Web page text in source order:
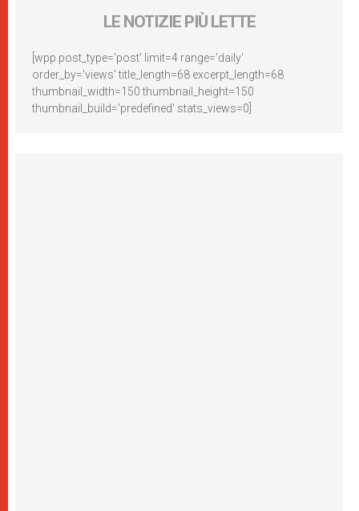
LE NOTIZIE PIÙ LETTE
[wpp post_type='post' limit=4 range='daily'
order_by='views' title_length=68 excerpt_length=68
thumbnail_width=150 thumbnail_height=150
thumbnail_build='predefined' stats_views=0]